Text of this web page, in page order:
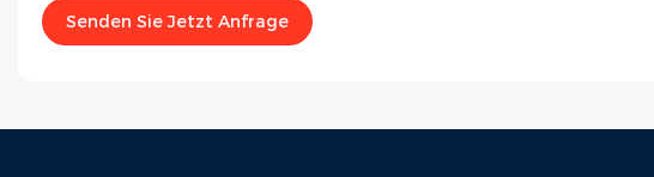
Senden Sie Jetzt Anfrage